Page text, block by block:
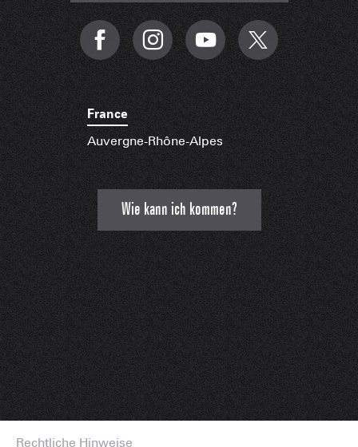
France
Auvergne-Rhône-Alpes
Wie kann ich kommen?
Rechtliche Hinweise